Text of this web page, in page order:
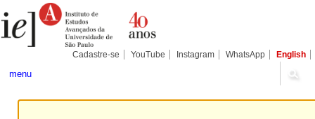
para
conteúdo.
Pessoais
Cadastre-se YouTube Instagram WhatsApp English
menu